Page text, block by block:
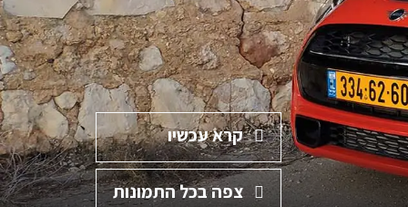
קרא עכשיו
צפה בכל התמונות